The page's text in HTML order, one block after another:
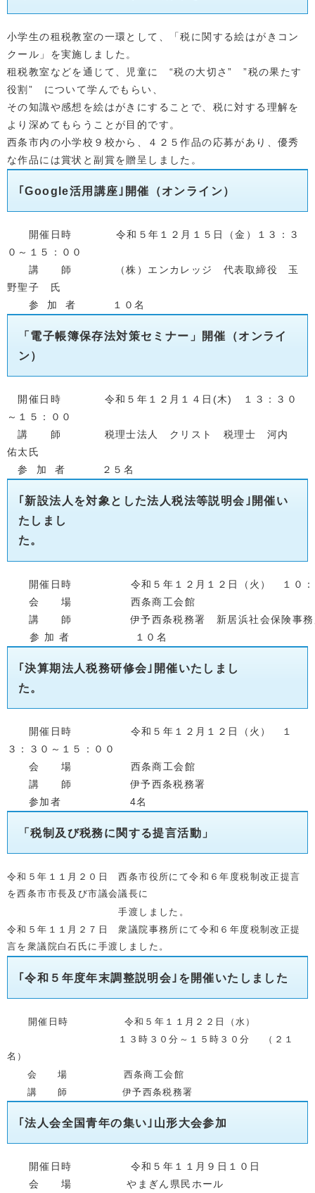
小学生の租税教室の一環として、「税に関する絵はがきコン
クール」を実施しました。
租税教室などを通じて、児童に “税の大切さ” ”税の果たす
役割” について学んでもらい、
その知識や感想を絵はがきにすることで、税に対する理解を
より深めてもらうことが目的です。
西条市内の小学校９ 校から、４２５作品の応募があり、優秀
な作品には賞状と副賞を贈呈しました。
｢Google活用講座｣開催（オンライン）
開催日時 令和５年１２月１５日（金）１３：３
０～１５：００
講 師 （株）エンカレッジ 代表取締役 玉
野聖子 氏
参 加 者 １０名
「電子帳簿保存法対策セミナー」開催
（オンライ
ン）
開催日時 令和５年１２月１４日(木) １３：３０
～１５：００
講 師 税理士法人 クリスト 税理士 河内
佑太氏
参 加 者 ２５名
｢新設法人を対象とした法人税法等説明会｣開催い
たしまし
た。
開催日時　　　    　令和５年１２月１２日（火）　１０
会　　場　　　　    西条商工会館
講　　師　　　　　 伊予西条税務署　新居浜社会保険事務
      参 加 者　　　　　　１０名
｢決算期法人税務研修会｣開催いたしまし
た。
開催日時 令和５年１２月１２日（火） １
３：３０～１５：００
会 場 西条商工会館
講 師 伊予西条税務署
参加者 4名
「税制及び税務に関する提言活動」
令和５年１１月２０日 西条市役所にて令和６年度税制改正提言
を西条市市長及び市議会議長に
手渡しました。
令和５年１１月２７日 衆議院事務所にて令和６年度税制改正提
言を衆議院白石氏に手渡しました。
｢令和５年度年末調整説明会｣を開催いたしました
開催日時 令和５年１１月２２日（水）
１３時３０分～１５時３０分 （２１
名）
会 場 西条商工会館
講 師 伊予西条税務署
｢法人会全国青年の集い｣山形大会参加
開催日時 令和５年１１月９日１０日
会 場 やまぎん県民ホール